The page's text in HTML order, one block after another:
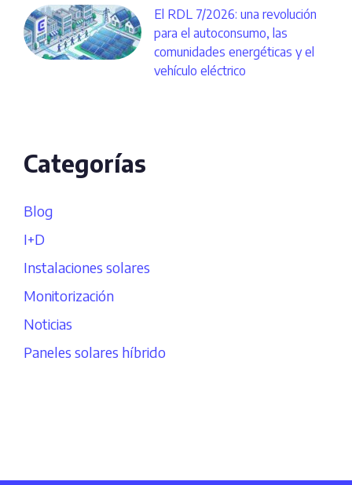
El RDL 7/2026: una revolución
para el autoconsumo, las
comunidades energéticas y el
vehículo eléctrico
Categorías
Blog
I+D
Instalaciones solares
Monitorización
Noticias
Paneles solares híbrido